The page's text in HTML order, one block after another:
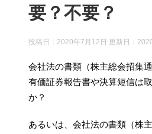
要？不要？
投稿日：2020年7月12日 更新日：
会社法の書類（株主総会招集
有価証券報告書や決算短信は
か？
あるいは、会社法の書類（株